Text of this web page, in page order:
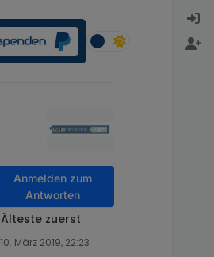
Anmelden zum
Antworten
Älteste zuerst
10. März 2019, 22:23